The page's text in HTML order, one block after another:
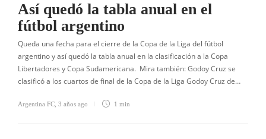
Así quedó la tabla anual en el
fútbol argentino
Queda una fecha para el cierre de la Copa de la Liga del fútbol
argentino y así quedó la tabla anual en la clasificación a la Copa
Libertadores y Copa Sudamericana. Mira también: Godoy Cruz se
clasificó a los cuartos de final de la Copa de la Liga Godoy Cruz de…
Argentina FC 3 años ago 1 min